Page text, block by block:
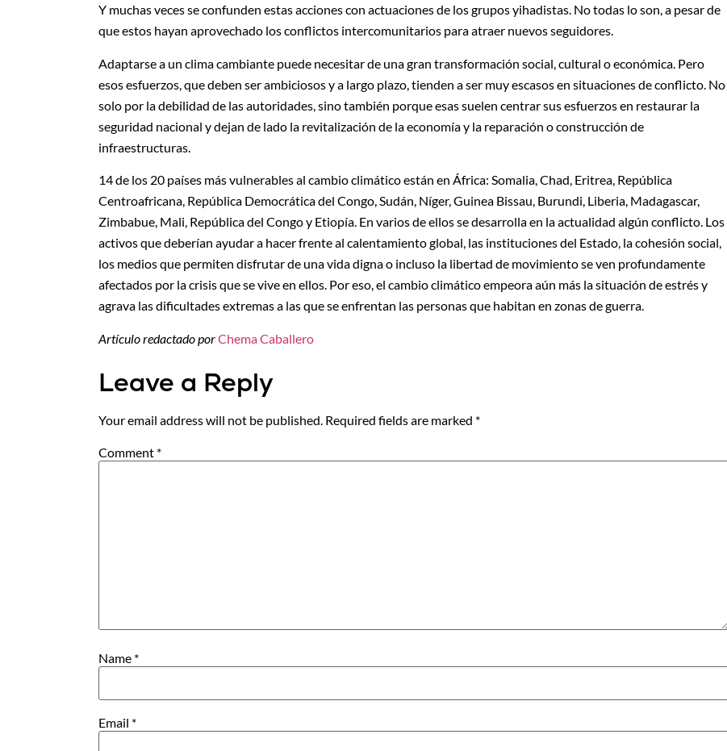
Y muchas veces se confunden estas acciones con actuaciones de los grupos yihadistas. No todas lo son, a pesar de
que estos hayan aprovechado los conflictos intercomunitarios para atraer nuevos seguidores.
Adaptarse a un clima cambiante puede necesitar de una gran transformación social, cultural o económica. Pero
esos esfuerzos, que deben ser ambiciosos y a largo plazo, tienden a ser muy escasos en situaciones de conflicto. No
solo por la debilidad de las autoridades, sino también porque esas suelen centrar sus esfuerzos en restaurar la
seguridad nacional y dejan de lado la revitalización de la economía y la reparación o construcción de
infraestructuras.
14 de los 20 países más vulnerables al cambio climático están en África: Somalia, Chad, Eritrea, República
Centroafricana, República Democrática del Congo, Sudán, Níger, Guinea Bissau, Burundi, Liberia, Madagascar,
Zimbabue, Mali, República del Congo y Etiopía. En varios de ellos se desarrolla en la actualidad algún conflicto. Los
activos que deberían ayudar a hacer frente al calentamiento global, las instituciones del Estado, la cohesión social,
los medios que permiten disfrutar de una vida digna o incluso la libertad de movimiento se ven profundamente
afectados por la crisis que se vive en ellos. Por eso, el cambio climático empeora aún más la situación de estrés y
agrava las dificultades extremas a las que se enfrentan las personas que habitan en zonas de guerra.
Artículo redactado porChema Caballero
Leave a Reply
Your email address will not be published. Required fields are marked *
Comment *
Name *
Email *